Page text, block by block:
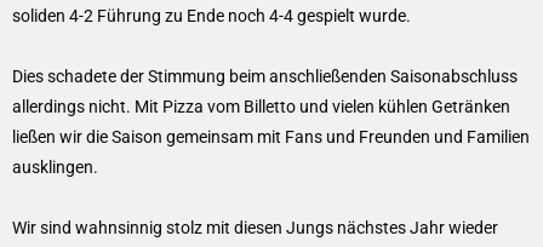
soliden 4-2 Führung zu Ende noch 4-4 gespielt wurde.
Dies schadete der Stimmung beim anschließenden Saisonabschluss
allerdings nicht. Mit Pizza vom Billetto und vielen kühlen Getränken
ließen wir die Saison gemeinsam mit Fans und Freunden und Familien
ausklingen.
Wir sind wahnsinnig stolz mit diesen Jungs nächstes Jahr wieder